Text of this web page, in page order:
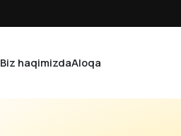
Biz haqimizdaAloqa